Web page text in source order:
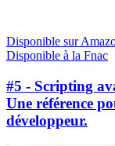
Disponible sur
Disponible à la Fnac
#5 - Scripting
Une référence
développeur.